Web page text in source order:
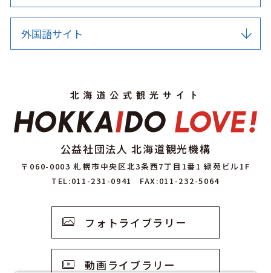
外国語サイト
公益社団法人 北海道観光機構
〒060-0003 札幌市中央区北3条西7丁目1番1 緑苑ビル1F
TEL:011-231-0941
FAX:011-232-5064
フォトライブラリー
動画ライブラリー